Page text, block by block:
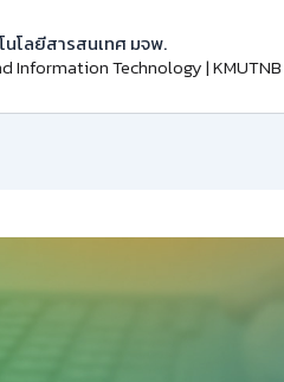
นโลยีสารสนเทศ มจพ.
Information Technology | KMUTNB